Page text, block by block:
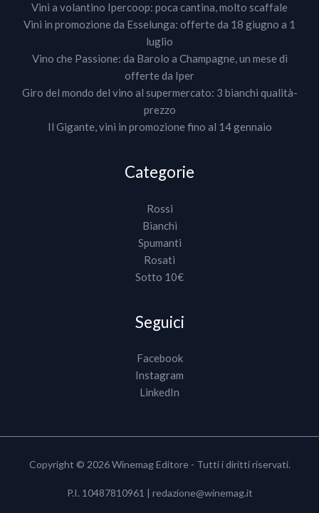
Vini a volantino Ipercoop: poca cantina, molto scaffale
Vini in promozione da Esselunga: offerte da 18 giugno a 1
luglio
Vino che Passione: da Barolo a Champagne, un mese di
offerte da Iper
Giro del mondo del vino al supermercato: 3 bianchi qualità-
prezzo
Il Gigante, vini in promozione fino al 14 gennaio
Categorie
Rossi
Bianchi
Spumanti
Rosati
Sotto 10€
Seguici
Facebook
Instagram
LinkedIn
Copyright © 2026 Winemag Editore - Tutti i diritti riservati.
P.I. 10487810961 | redazione@winemag.it